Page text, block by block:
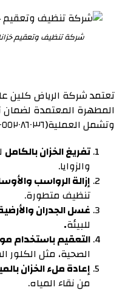
شركة تنظيف وتعقيم
تعتمد شركة الرياض كلين
المطهرة المعتمدة لضمان
وتشمل العملية(٠٥٥٢٠٨٦٠٣٦)
تفريغ الخزان بالكامل
والزوايا.
إزالة الرواسب
تنظيف متطورة.
غسل الجدران
للبيئة.
التعقيم باستخدام
الصحية، مثل الكلور
إعادة ملء الخزان
من نقاء المياه.